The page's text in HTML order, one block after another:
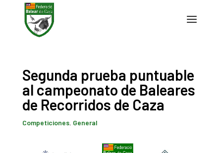
Segunda prueba puntuable
al campeonato de Baleares
de Recorridos de Caza
Competiciones, General